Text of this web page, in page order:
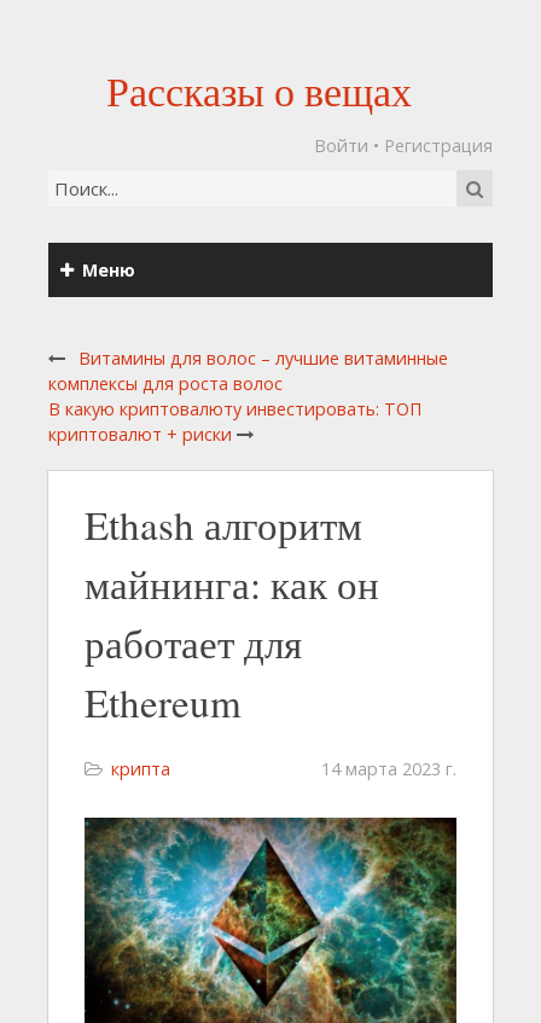
Рассказы о вещах
Войти • Регистрация
Меню
Витамины для волос – лучшие витаминные
комплексы для роста волос
В какую криптовалюту инвестировать: ТОП
криптовалют + риски
Ethash алгоритм
майнинга: как он
работает для
Ethereum
крипта 14 марта 2023 г.